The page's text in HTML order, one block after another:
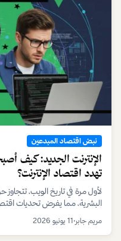
نبض اقتصاد المبدعين
الإنترنت الجديد: كيف
تهدد اقتصاد الإنترنت؟
لأول مرة في تاريخ الويب، تتجاوز
البشرية، مما يفرض تحديات
مريم جابر•11 يونيو 2026